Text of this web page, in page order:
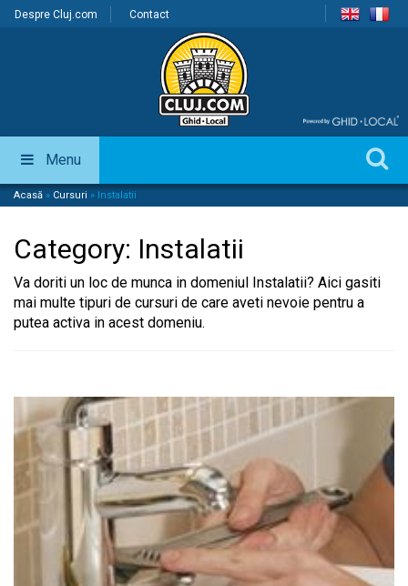
Despre Cluj.com Contact
Menu
Acasă » Cursuri » Instalatii
Category: Instalatii
Va doriti un loc de munca in domeniul Instalatii? Aici gasiti
mai multe tipuri de cursuri de care aveti nevoie pentru a
putea activa in acest domeniu.